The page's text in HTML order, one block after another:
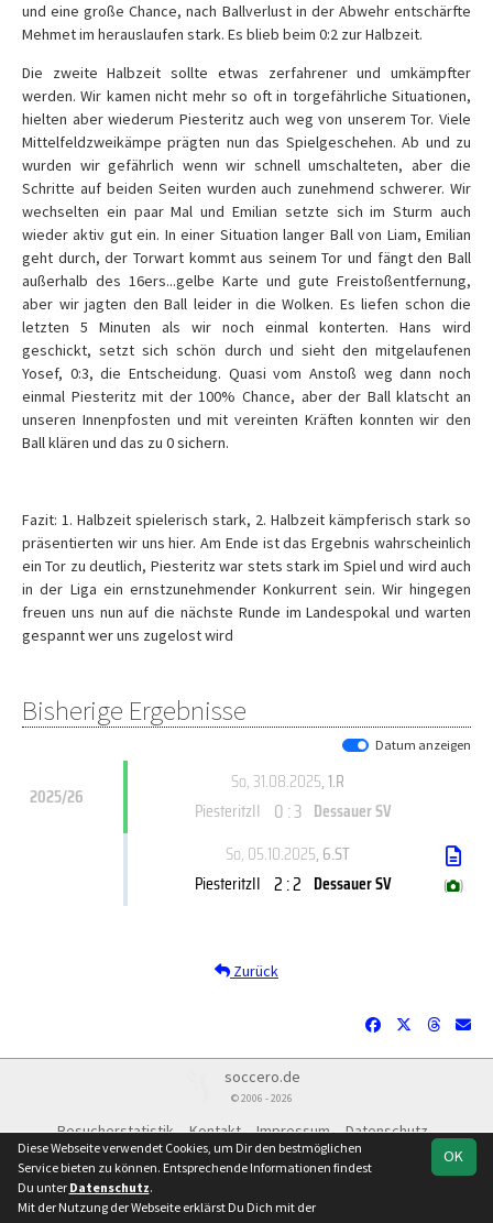
Team Verbandsliga Verbandsliga
und eine große Chance, nach Ballverlust in der Abwehr entschärfte
Mehmet im herauslaufen stark. Es blieb beim 0:2 zur Halbzeit.
Die zweite Halbzeit sollte etwas zerfahrener und umkämpfter
werden. Wir kamen nicht mehr so oft in torgefährliche Situationen,
hielten aber wiederum Piesteritz auch weg von unserem Tor. Viele
Mittelfeldzweikämpe prägten nun das Spielgeschehen. Ab und zu
wurden wir gefährlich wenn wir schnell umschalteten, aber die
Schritte auf beiden Seiten wurden auch zunehmend schwerer. Wir
wechselten ein paar Mal und Emilian setzte sich im Sturm auch
wieder aktiv gut ein. In einer Situation langer Ball von Liam, Emilian
geht durch, der Torwart kommt aus seinem Tor und fängt den Ball
außerhalb des 16ers...gelbe Karte und gute Freistoßentfernung,
aber wir jagten den Ball leider in die Wolken. Es liefen schon die
letzten 5 Minuten als wir noch einmal konterten. Hans wird
geschickt, setzt sich schön durch und sieht den mitgelaufenen
Yosef, 0:3, die Entscheidung. Quasi vom Anstoß weg dann noch
einmal Piesteritz mit der 100% Chance, aber der Ball klatscht an
unseren Innenpfosten und mit vereinten Kräften konnten wir den
Ball klären und das zu 0 sichern.
Fazit: 1. Halbzeit spielerisch stark, 2. Halbzeit kämpferisch stark so
präsentierten wir uns hier. Am Ende ist das Ergebnis wahrscheinlich
ein Tor zu deutlich, Piesteritz war stets stark im Spiel und wird auch
in der Liga ein ernstzunehmender Konkurrent sein. Wir hingegen
freuen uns nun auf die nächste Runde im Landespokal und warten
gespannt wer uns zugelost wird
Bisherige Ergebnisse
Datum anzeigen
2025/26
So, 31.08.2025, 1.R
PiesteritzII 0 : 3 Dessauer SV
So, 05.10.2025, 6.ST
PiesteritzII 2 : 2 Dessauer SV ( )
Zurück
soccero.de
© 2006 - 2026
Besucherstatistik Kontakt Impressum
Datenschutz
OK
Diese Webseite verwendet Cookies, um Dir den bestmöglichen
Service bieten zu können. Entsprechende Informationen findest
Du unter Datenschutz.
Mit der Nutzung der Webseite erklärst Du Dich mit der